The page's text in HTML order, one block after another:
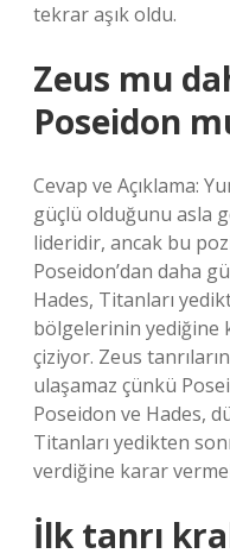
tekrar aşık oldu.
Zeus mu
Poseidon
Cevap ve Açıklama:
güçlü olduğunu asla
lideridir, ancak bu
Poseidon’dan daha
Hades, Titanları
bölgelerinin yediğine
çiziyor. Zeus
ulaşamaz çünkü
Poseidon ve Hades,
Titanları yedikten
verdiğine karar
İlk tanrı